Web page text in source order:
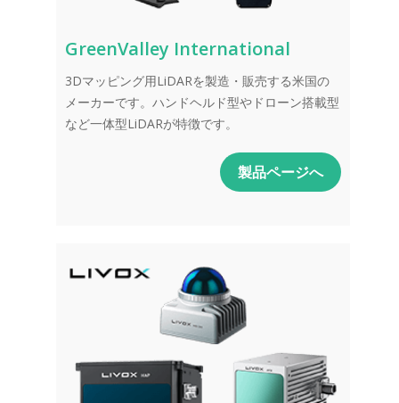
GreenValley International
3Dマッピング用LiDARを製造・販売する米国の
メーカーです。ハンドヘルド型やドローン搭載型
など一体型LiDARが特徴です。
製品ページへ